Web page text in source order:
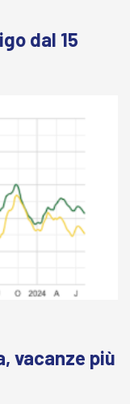
dal 15
vacanze più